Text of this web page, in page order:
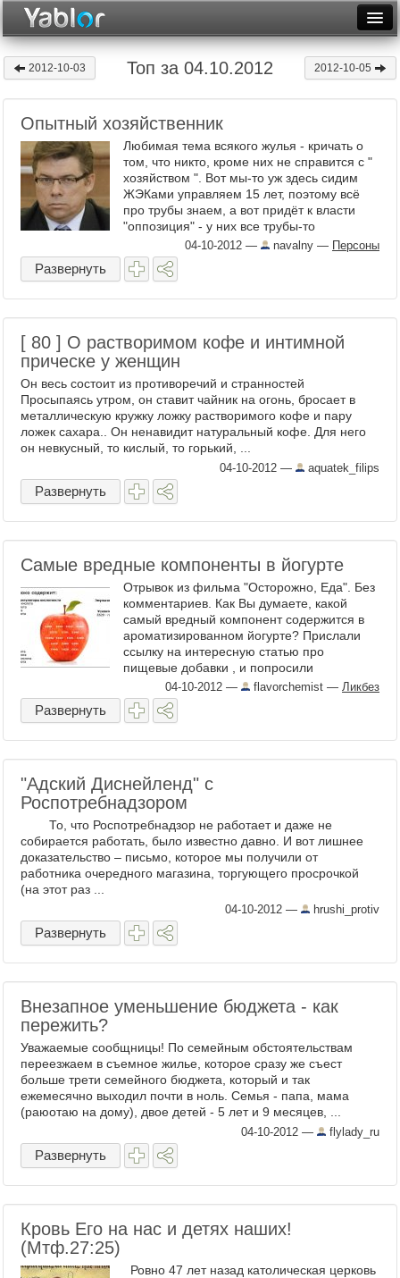
Месяц
Рейтинги
Архив
Фототоп
Видеотоп
2012-10-03 Топ за 04.10.2012 2012-10-05
Опытный хозяйственник
Любимая тема всякого жулья - кричать о
том, что никто, кроме них не справится с "
хозяйством ". Вот мы-то уж здесь сидим
ЖЭКами управляем 15 лет, поэтому всё
про трубы знаем, а вот придёт к власти
"оппозиция" - у них все трубы-то
полопаются. Ведь " опыта ...
04-10-2012 — navalny — Персоны
Развернуть
[ 80 ] О растворимом кофе и интимной
прическе у женщин
Он весь состоит из противоречий и странностей
Просыпаясь утром, он ставит чайник на огонь, бросает в
металлическую кружку ложку растворимого кофе и пару
ложек сахара.. Он ненавидит натуральный кофе. Для него
он невкусный, то кислый, то горький, ...
04-10-2012 — aquatek_filips
Развернуть
Самые вредные компоненты в йогурте
Отрывок из фильма "Осторожно, Еда". Без
комментариев. Как Вы думаете, какой
самый вредный компонент содержится в
ароматизированном йогурте? Прислали
ссылку на интересную статью про
пищевые добавки , и попросили
прокомментировать. ...
04-10-2012 — flavorchemist — Ликбез
Развернуть
"Адский Диснейленд" с
Роспотребнадзором
То, что Роспотребнадзор не работает и даже не
собирается работать, было известно давно. И вот лишнее
доказательство – письмо, которое мы получили от
работника очередного магазина, торгующего просрочкой
(на этот раз ...
04-10-2012 — hrushi_protiv
Развернуть
Внезапное уменьшение бюджета - как
пережить?
Уважаемые сообщницы! По семейным обстоятельствам
переезжаем в съемное жилье, которое сразу же съест
больше трети семейного бюджета, который и так
ежемесячно выходил почти в ноль. Семья - папа, мама
(раюотаю на дому), двое детей - 5 лет и 9 месяцев, ...
04-10-2012 — flylady_ru
Развернуть
Кровь Его на нас и детях наших!
(Мтф.27:25)
Ровно 47 лет назад католическая церковь